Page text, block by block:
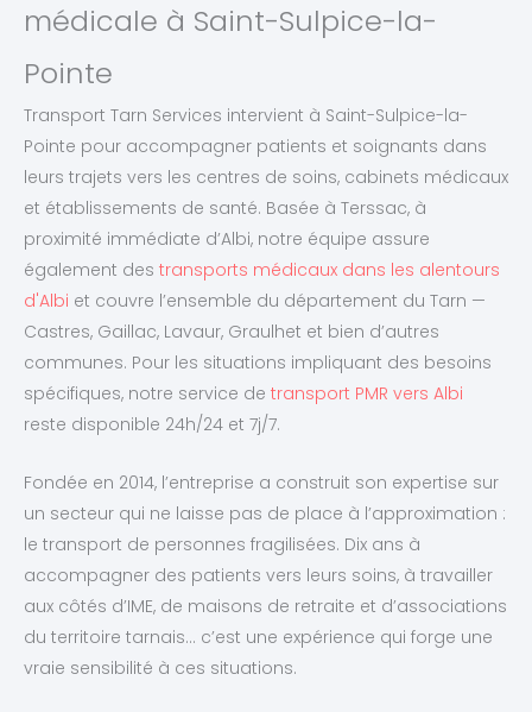
médicale à Saint-Sulpice-la-
Pointe
Transport Tarn Services intervient à Saint-Sulpice-la-
Pointe pour accompagner patients et soignants dans
leurs trajets vers les centres de soins, cabinets médicaux
et établissements de santé. Basée à Terssac, à
proximité immédiate d’Albi, notre équipe assure
également des transports médicaux dans les alentours
d'Albi et couvre l’ensemble du département du Tarn —
Castres, Gaillac, Lavaur, Graulhet et bien d’autres
communes. Pour les situations impliquant des besoins
spécifiques, notre service de transport PMR vers Albi
reste disponible 24h/24 et 7j/7.
Fondée en 2014, l’entreprise a construit son expertise sur
un secteur qui ne laisse pas de place à l’approximation :
le transport de personnes fragilisées. Dix ans à
accompagner des patients vers leurs soins, à travailler
aux côtés d’IME, de maisons de retraite et d’associations
du territoire tarnais… c’est une expérience qui forge une
vraie sensibilité à ces situations.